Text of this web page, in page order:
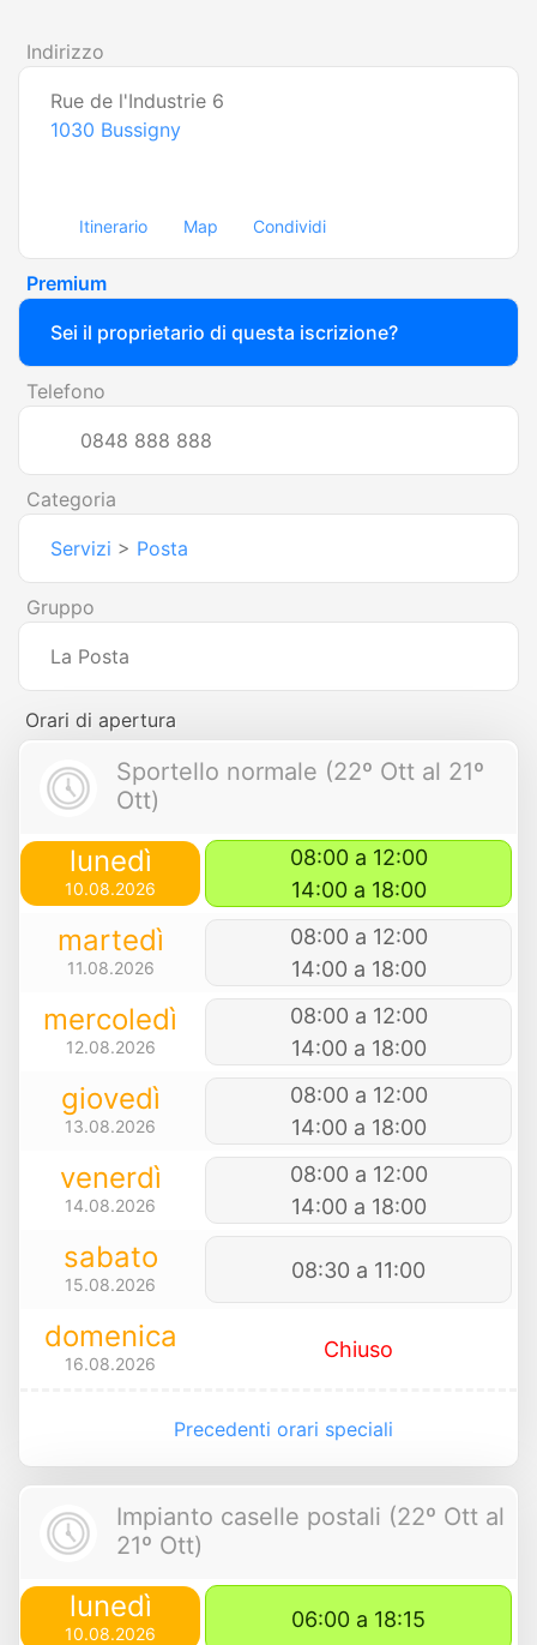
Indirizzo
Rue de l'Industrie 6
1030 Bussigny
Itinerario Map Condividi
Premium
Sei il proprietario di questa iscrizione?
Telefono
0848 888 888
Categoria
Servizi > Posta
Gruppo
La Posta
Orari di apertura
Sportello normale (22º Ott al 21º
Ott)
lunedì
10.08.2026
08:00 a 12:00
14:00 a 18:00
martedì
11.08.2026
08:00 a 12:00
14:00 a 18:00
mercoledì
12.08.2026
08:00 a 12:00
14:00 a 18:00
giovedì
13.08.2026
08:00 a 12:00
14:00 a 18:00
venerdì
14.08.2026
08:00 a 12:00
14:00 a 18:00
sabato
15.08.2026
08:30 a 11:00
domenica
16.08.2026
Chiuso
Precedenti orari speciali
Impianto caselle postali (22º Ott al
21º Ott)
lunedì
10.08.2026
06:00 a 18:15